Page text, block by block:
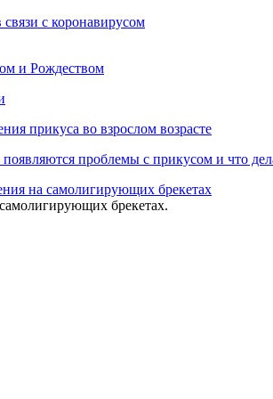
с коронавирусом
и Рождеством
прикуса во взрослом возрасте
проблемы с прикусом и что
на самолигирующих брекетах
брекетах.